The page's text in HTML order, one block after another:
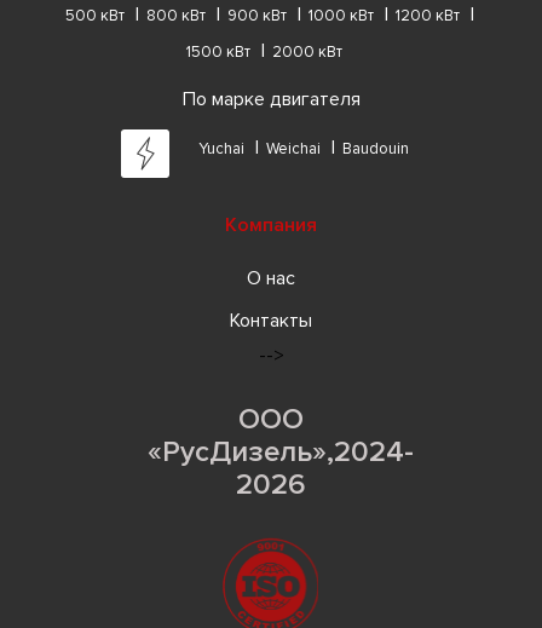
500 кВт 800 кВт 900 кВт 1000 кВт
1200 кВт
1500 кВт
2000 кВт
По марке двигателя
Yuchai Weichai Baudouin
Компания
О нас
Контакты
-->
ООО
«РусДизель»,2024-
2026